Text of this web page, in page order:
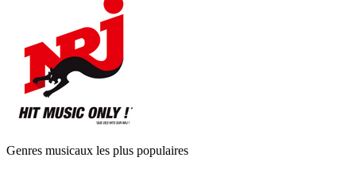
Genres musicaux les plus populaires